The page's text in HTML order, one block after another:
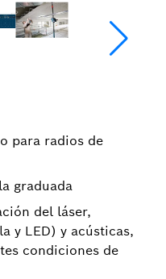
para radios de
graduada
del láser,
y LED) y acústicas,
condiciones de